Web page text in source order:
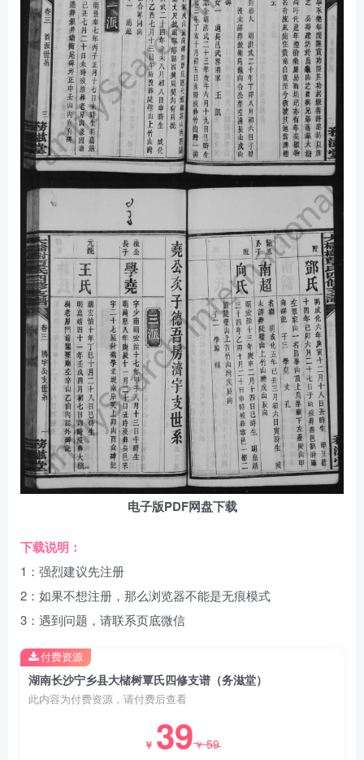
电子版PDF网盘下载
下载说明：
1：强烈建议先注册
2：如果不想注册，那么浏览器不能是无痕模式
3：遇到问题，请联系页底微信
湖南长沙宁乡县大槠树覃氏四修支谱（务滋堂）
此内容为付费资源，请付费后查看
￥ 39￥59
付费资源